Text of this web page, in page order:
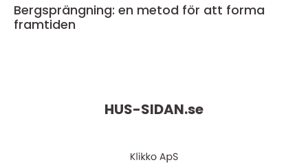
Bergsprängning: en metod för att forma
framtiden
HUS-SIDAN.se